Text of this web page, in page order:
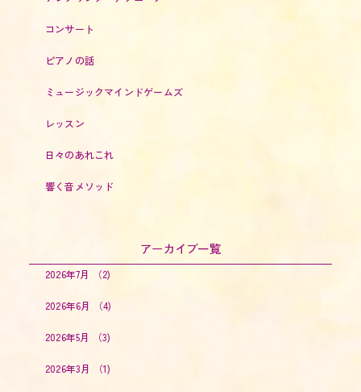
コンサート
ピアノの話
ミュージックマインドゲームズ
レッスン
日々のあれこれ
響く音メソッド
アーカイブ一覧
2026年7月 （2)
2026年6月 （4)
2026年5月 （3)
2026年3月 （1)